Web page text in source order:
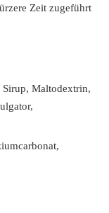
Zeit zugeführt
Sirup, Maltodextrin,